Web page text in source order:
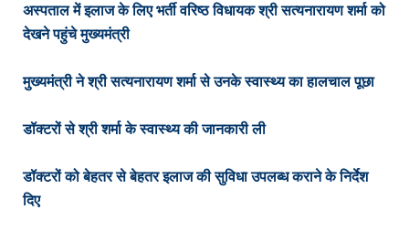
अस्पताल में इलाज के लिए भर्ती वरिष्ठ विधायक श्री सत्यनारायण शर्मा को
देखने पहुंचे मुख्यमंत्री
मुख्यमंत्री ने श्री सत्यनारायण शर्मा से उनके स्वास्थ्य का हालचाल पूछा
डॉक्टरों से श्री शर्मा के स्वास्थ्य की जानकारी ली
डॉक्टरों को बेहतर से बेहतर इलाज की सुविधा उपलब्ध कराने के निर्देश
दिए